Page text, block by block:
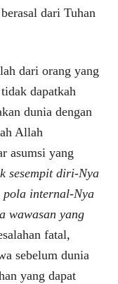
dari Tuhan
dari orang yang
dapatkah
dunia dengan
Allah
asumsi yang
sesempit diri-Nya
internal-Nya
wawasan yang
fatal,
sebelum dunia
yang dapat